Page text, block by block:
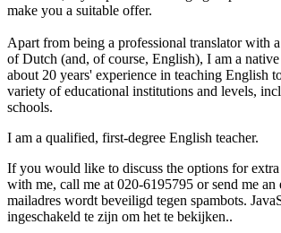
make you a suitable offer.
Apart from being a professional translator with
of Dutch (and, of course, English), I am a native
about 20 years' experience in teaching English
variety of educational institutions and levels,
schools.
I am a qualified, first-degree English teacher.
If you would like to discuss the options for
with me, call me at 020-6195795 or send me an
mailadres wordt beveiligd tegen spambots.
ingeschakeld te zijn om het te bekijken..